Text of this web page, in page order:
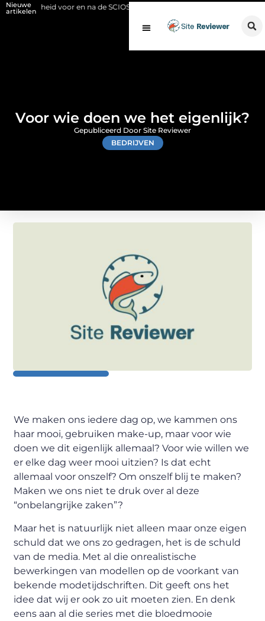
Nieuwe
artikelen
voor en na de SCIOS-keuring van de stookinstallatie
Voor wie doen we het eigenlijk?
BEDRIJVEN
Gepubliceerd Door Site Reviewer
We maken ons iedere dag op, we kammen ons
haar mooi, gebruiken make-up, maar voor wie
doen we dit eigenlijk allemaal? Voor wie willen we
er elke dag weer mooi uitzien? Is dat echt
allemaal voor onszelf? Om onszelf blij te maken?
Maken we ons niet te druk over al deze
“onbelangrijke zaken”?
Maar het is natuurlijk niet alleen maar onze eigen
schuld dat we ons zo gedragen, het is de schuld
van de media. Met al die onrealistische
bewerkingen van modellen op de voorkant van
bekende modetijdschriften. Dit geeft ons het
idee dat wij er ook zo uit moeten zien. En denk
eens aan al die series met die bloedmooie